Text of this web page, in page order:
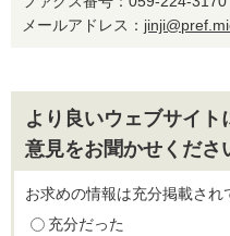
メールアドレス：
より良いウェブサイ
意見をお聞かせくださ
お求めの情報は充分掲載され
充分だった